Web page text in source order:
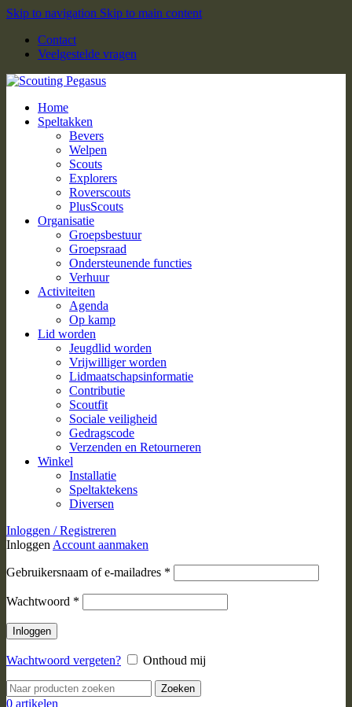
Skip to navigation Skip to main content
Contact
Veelgestelde vragen
Home
Speltakken
Bevers
Welpen
Scouts
Explorers
Roverscouts
PlusScouts
Organisatie
Groepsbestuur
Groepsraad
Ondersteunende functies
Verhuur
Activiteiten
Agenda
Op kamp
Lid worden
Jeugdlid worden
Vrijwilliger worden
Lidmaatschapsinformatie
Contributie
Scoutfit
Sociale veiligheid
Gedragscode
Verzenden en Retourneren
Winkel
Installatie
Speltaktekens
Diversen
Inloggen / Registreren
Inloggen Account aanmaken
Gebruikersnaam of e-mailadres *
Wachtwoord *
Inloggen
Wachtwoord vergeten? Onthoud mij
Zoeken
0 artikelen